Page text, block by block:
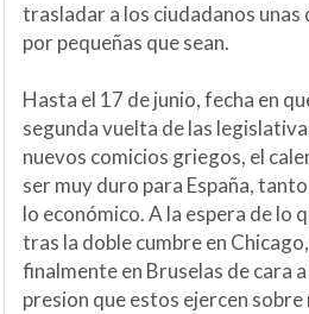
trasladar a los ciudadanos unas
por pequeñas que sean.
Hasta el 17 de junio, fecha en
segunda vuelta de las
nuevos comicios griegos, el
ser muy duro para España,
lo económico. A la espera de lo
tras la doble cumbre en
finalmente en Bruselas de cara
presion que estos ejercen